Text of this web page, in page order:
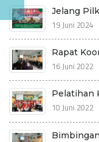
Jelang
19 Juni 2024
Rapat
16 Juni 2022
Pelatihan
10 Juni 2022